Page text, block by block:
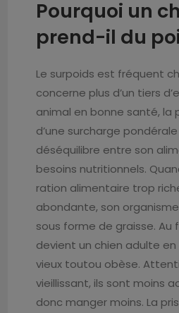
Pourquoi un
prend-il du
Le surpoids est fréquent
concerne plus d’un tiers
animal en bonne santé, la
d’une surcharge
déséquilibre entre son
besoins nutritionnels.
ration alimentaire trop
abondante, son
sous forme de graisse. Au
devient un chien adulte en
vieux toutou obèse.
vieillissant, ils sont moins
donc manger moins. La